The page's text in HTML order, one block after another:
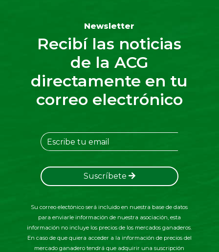
Newsletter
Recibí las noticias
de la ACG
directamente en tu
correo electrónico
Suscríbete
Su correo electónico será incluido en nuestra base de datos
para enviarle información de nuestra asociación, esta
información no incluye los precios de los mercados ganaderos.
En caso de que quiera acceder a la información de precios del
mercado ganadero tendrá que adquirir una suscripción